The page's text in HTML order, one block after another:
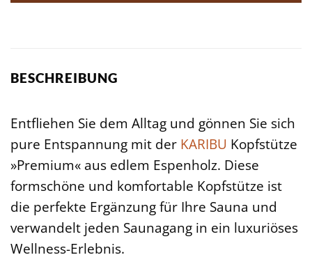
BESCHREIBUNG
Entfliehen Sie dem Alltag und gönnen Sie sich
pure Entspannung mit der KARIBU Kopfstütze
»Premium« aus edlem Espenholz. Diese
formschöne und komfortable Kopfstütze ist
die perfekte Ergänzung für Ihre Sauna und
verwandelt jeden Saunagang in ein luxuriöses
Wellness-Erlebnis.